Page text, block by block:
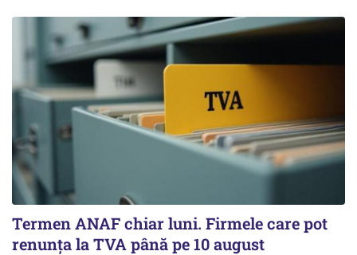
Termen ANAF chiar luni. Firmele care pot
renunța la TVA până pe 10 august